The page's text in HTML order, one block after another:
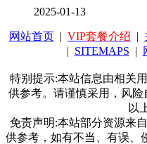
2025-01-13
网站首页 | VIP套餐介绍 |
| SITEMAPS |
特别提示:本站信息由相关
供参考。请谨慎采用，风险
以
免责声明:本站部分资源来
供参考，如有不当、有误、